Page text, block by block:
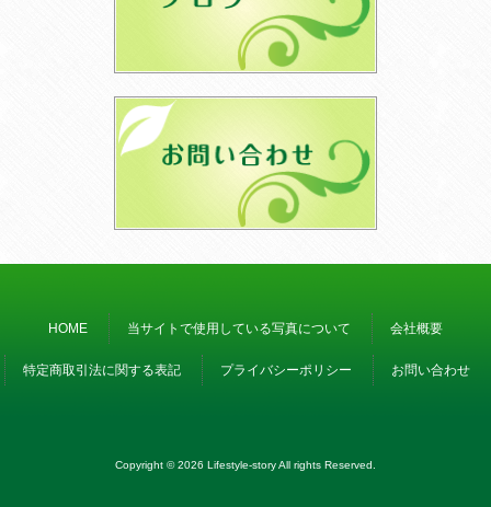
HOME 当サイトで使用している写真について 会社概要
特定商取引法に関する表記 プライバシーポリシー お問い合わせ
Copyright © 2026 Lifestyle-story All rights Reserved.